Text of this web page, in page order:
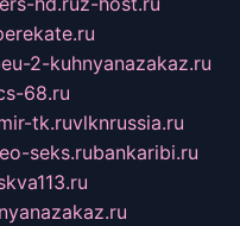
2-kuhnyanazakaz.ru
68.ru
tk.ruvlknrussia.ru
seks.rubankaribi.ru